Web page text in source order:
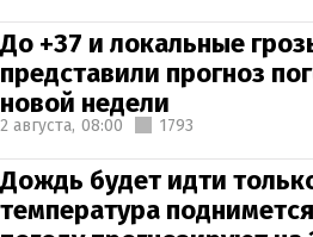
До +37 и локальные
представили прогноз
новой недели
2 августа, 08:00 1793
Дождь будет идти
температура